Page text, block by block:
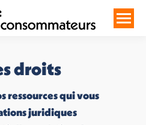
droits
ressources qui vous
juridiques